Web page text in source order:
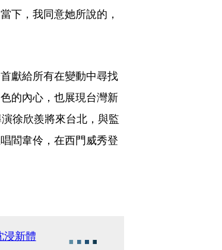
下，我同意她所說的，
獻給所有在變動中尋找
的內心，也展現台灣新
徐欣羨將來台北，與監
閻韋伶，在西門威秀登
新體